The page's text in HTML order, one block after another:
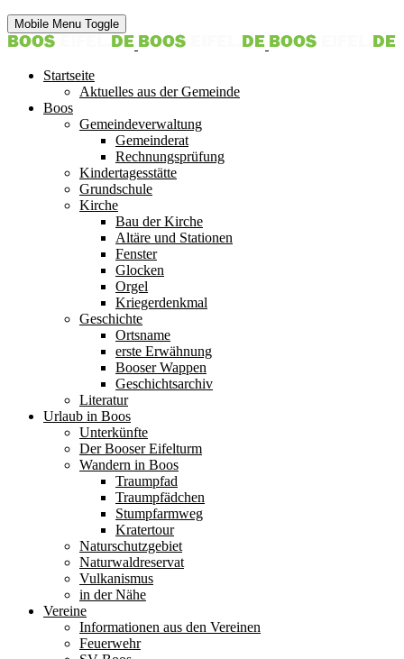
Mobile Menu Toggle
Startseite
Aktuelles aus der Gemeinde
Boos
Gemeindeverwaltung
Gemeinderat
Rechnungsprüfung
Kindertagesstätte
Grundschule
Kirche
Bau der Kirche
Altäre und Stationen
Fenster
Glocken
Orgel
Kriegerdenkmal
Geschichte
Ortsname
erste Erwähnung
Booser Wappen
Geschichtsarchiv
Literatur
Urlaub in Boos
Unterkünfte
Der Booser Eifelturm
Wandern in Boos
Traumpfad
Traumpfädchen
Stumpfarmweg
Kratertour
Naturschutzgebiet
Naturwaldreservat
Vulkanismus
in der Nähe
Vereine
Informationen aus den Vereinen
Feuerwehr